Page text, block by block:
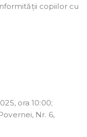
copiilor cu
ora 10:00;
Nr. 6,